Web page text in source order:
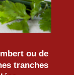
ou de
tranches